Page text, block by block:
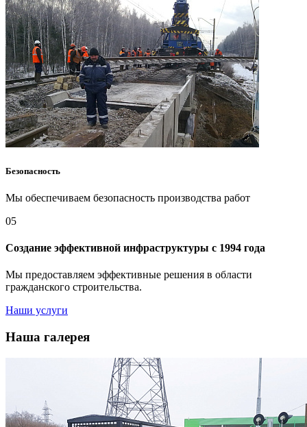
Безопасность
Мы обеспечиваем безопасность производства работ
05
Создание эффективной инфраструктуры с 1994 года
Мы предоставляем эффективные решения в области
гражданского строительства.
Наши услуги
Наша галерея